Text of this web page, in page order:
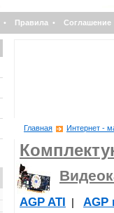
• Правила • Соглашение
Главная Интернет -
AGP ATI | AGP